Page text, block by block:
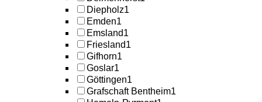
Diepholz1
Emden1
Emsland1
Friesland1
Gifhorn1
Goslar1
Göttingen1
Grafschaft Bentheim1